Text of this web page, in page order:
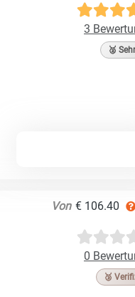
3
🥈
Von € 106.40
0
🥉